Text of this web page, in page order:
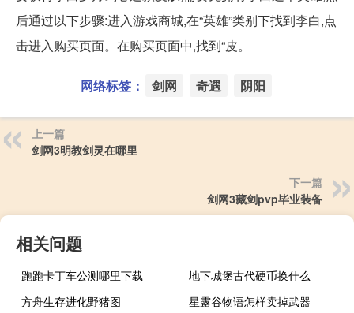
后通过以下步骤:进入游戏商城,在“英雄”类别下找到李白,点
击进入购买页面。在购买页面中,找到“皮。
网络标签： 剑网 奇遇 阴阳
上一篇
剑网3明教剑灵在哪里
下一篇
剑网3藏剑pvp毕业装备
相关问题
跑跑卡丁车公测哪里下载
地下城堡古代硬币换什么
方舟生存进化野猪图
星露谷物语怎样卖掉武器